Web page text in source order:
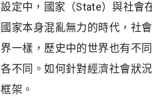
設定中，國家（State）與社會
國家本身混亂無力的時代，社
界一樣，歷史中的世界也有不
各不同。如何針對經濟社會狀
框架。